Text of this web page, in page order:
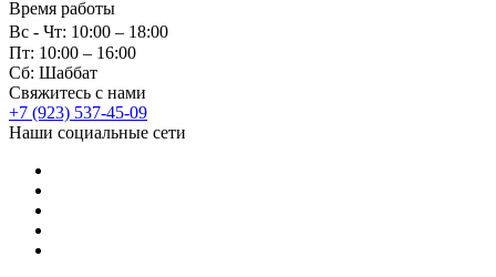
Время работы
Вс - Чт: 10:00 – 18:00
Пт: 10:00 – 16:00
Сб: Шаббат
Свяжитесь с нами
+7 (923) 537-45-09
Наши социальные сети